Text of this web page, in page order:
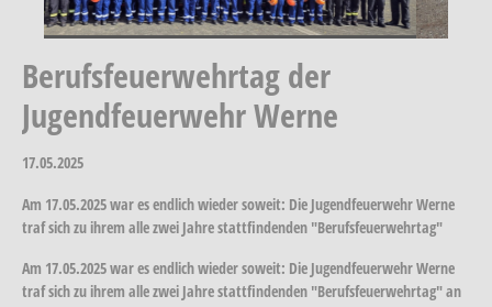
Berufsfeuerwehrtag der
Jugendfeuerwehr Werne
17.05.2025
Am 17.05.2025 war es endlich wieder soweit: Die Jugendfeuerwehr Werne
traf sich zu ihrem alle zwei Jahre stattfindenden "Berufsfeuerwehrtag"
Am 17.05.2025 war es endlich wieder soweit: Die Jugendfeuerwehr Werne
traf sich zu ihrem alle zwei Jahre stattfindenden "Berufsfeuerwehrtag" an